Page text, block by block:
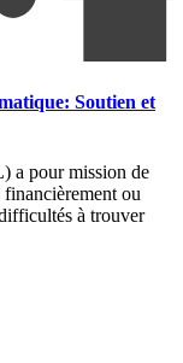
Soutien et
a pour mission de
ou
à trouver